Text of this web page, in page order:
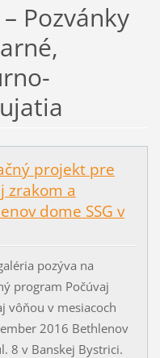
– Pozvánky
projekt pre
zrakom a
dome SSG v
pozýva na
program Počúvaj
vôňou v mesiacoch
2016 Bethlenov
8 v Banskej Bystrici.